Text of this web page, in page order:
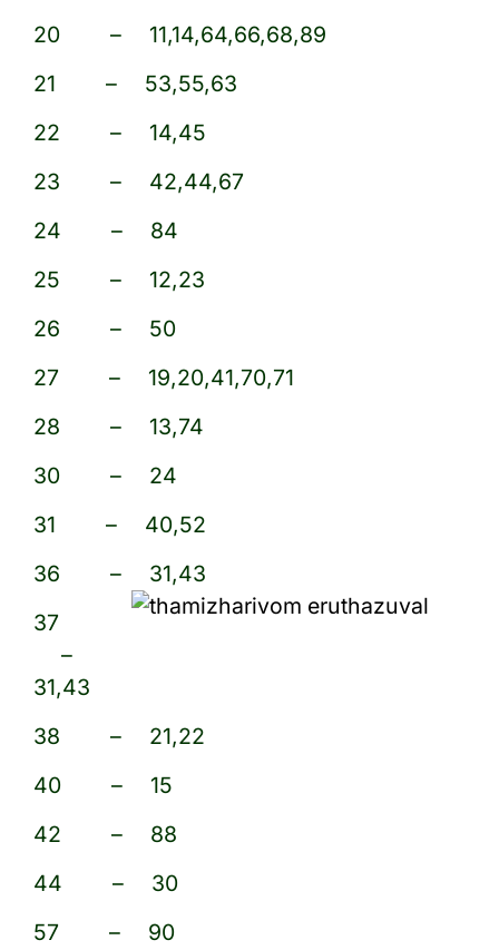
20 – 11,14,64,66,68,89
21 – 53,55,63
22 – 14,45
23 – 42,44,67
24 – 84
25 – 12,23
26 – 50
27 – 19,20,41,70,71
28 – 13,74
30 – 24
31 – 40,52
36 – 31,43
37
–
31,43
38 – 21,22
40 – 15
42 – 88
44 – 30
57 – 90